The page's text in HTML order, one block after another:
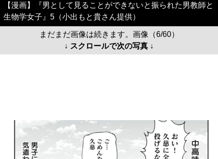
【漫画】『男として見ることができないと振られた男教師と
生物学女子』5（小出もと貴さん提供）
まだまだ画像は続きます。画像（6/60）
↓ スクロールで次の写真 ↓